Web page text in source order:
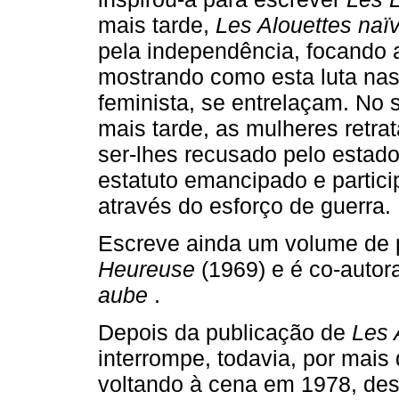
mais tarde, Les Alouettes
pela independência, focando
mostrando como esta luta
feminista, se entrelaçam. No
mais tarde, as mulheres
ser­‑lhes recusado pelo
estatuto emancipado e
através do esforço de guerra.
Escreve ainda um volume
Heureuse (1969) e é
aube .
Depois da publicação de Les
interrompe, todavia, por
voltando à cena em 1978,